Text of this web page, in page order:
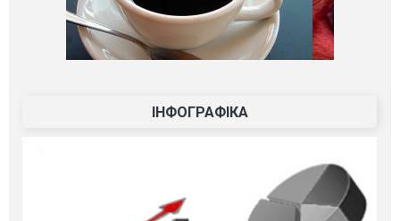
ІНФОГРАФІКА